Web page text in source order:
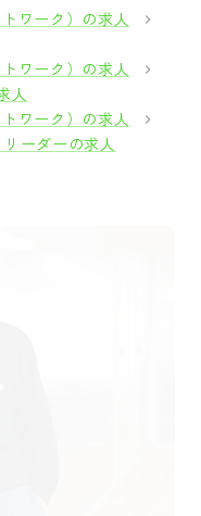
ワーク）の求人
ワーク）の求人
人
ワーク）の求人
ーダーの求人